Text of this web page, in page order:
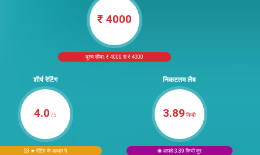
₹ 4000
मूल्य सीमा: ₹ 4000 से ₹ 4000
शीर्ष रेटिंग
4.0 /5
53 ★ रेटिंग के आधार पे
निकटतम लैब
3.89 किमी
◉ आपसे 3.89 किमी दूर